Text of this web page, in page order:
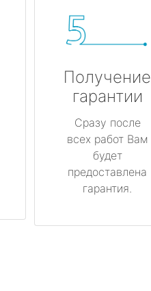
Получение
гарантии
Сразу после
всех работ Вам
будет
предоставлена
гарантия.